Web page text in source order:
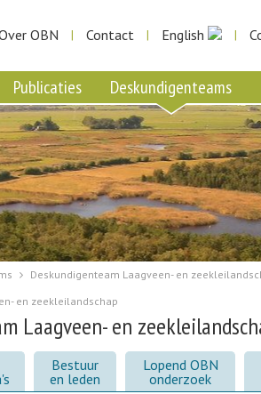
OBN | Contact | English |
Publicaties Deskundigenteams
Deskundigenteam Laagveen- en
en zeekleilandschap
Laagveen- en
Bestuur
en leden
Lopend OBN
onderzoek